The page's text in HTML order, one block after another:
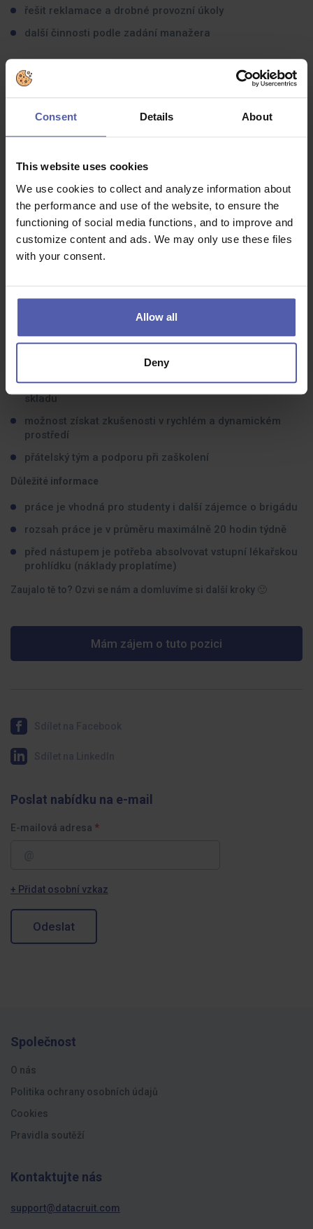
Consent Details About
This website uses cookies
We use cookies to collect and analyze information about
the performance and use of the website, to ensure the
functioning of social media functions, and to improve and
customize content and ads. We may only use these files
with your consent.
Allow all
Deny
řešit reklamace a drobné provozní úkoly
další činnosti podle zadání manažera
Jaké zkušenosti byste měli mít:
týmové hráče s pozitivním přístupem
zkušenosti nejsou nutné — vše tě naučíme
Co nabízíme?
odpracování 300 hodin
flexibilní plánování směn podle možností a potřeb
skladu
možnost získat zkušenosti v rychlém a dynamickém
prostředí
přátelský tým a podporu při zaškolení
Důležité informace
práce je vhodná pro studenty i další zájemce o brigádu
rozsah práce je v průměru maximálně 20 hodin týdně
před nástupem je potřeba absolvovat vstupní lékařskou
prohlídku (náklady proplatíme)
Zaujalo tě to? Ozvi se nám a domluvíme si další kroky 🙂
Mám zájem o tuto pozici
Poslat nabídku na e-mail
E-mailová adresa
+ Přidat osobní vzkaz
Odeslat
Společnost
O nás
Politika ochrany osobních údajů
Cookies
Pravidla soutěží
Kontaktujte nás
support@datacruit.com